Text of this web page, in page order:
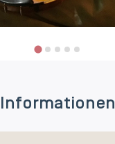
Informationen